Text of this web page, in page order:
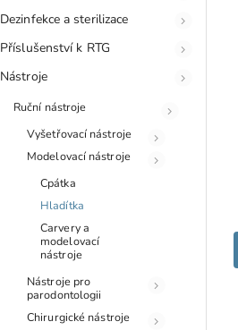
Dezinfekce a sterilizace
Příslušenství k RTG
Nástroje
Ruční nástroje
Vyšetřovací nástroje
Modelovací nástroje
Cpátka
Hladítka
Carvery a
modelovací
nástroje
Nástroje pro
parodontologii
Chirurgické nástroje